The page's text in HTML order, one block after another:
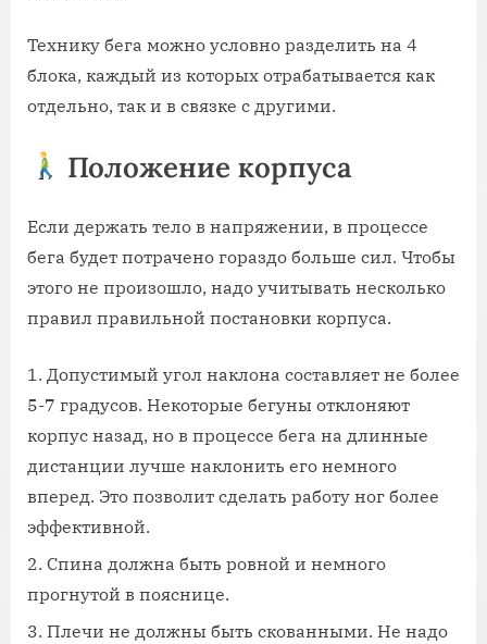
Технику бега можно условно разделить на 4
блока, каждый из которых отрабатывается как
отдельно, так и в связке с другими.
Положение корпуса
Если держать тело в напряжении, в процессе
бега будет потрачено гораздо больше сил. Чтобы
этого не произошло, надо учитывать несколько
правил правильной постановки корпуса.
Допустимый угол наклона составляет не более
5-7 градусов. Некоторые бегуны отклоняют
корпус назад, но в процессе бега на длинные
дистанции лучше наклонить его немного
вперед. Это позволит сделать работу ног более
эффективной.
Спина должна быть ровной и немного
прогнутой в пояснице.
Плечи не должны быть скованными. Не надо